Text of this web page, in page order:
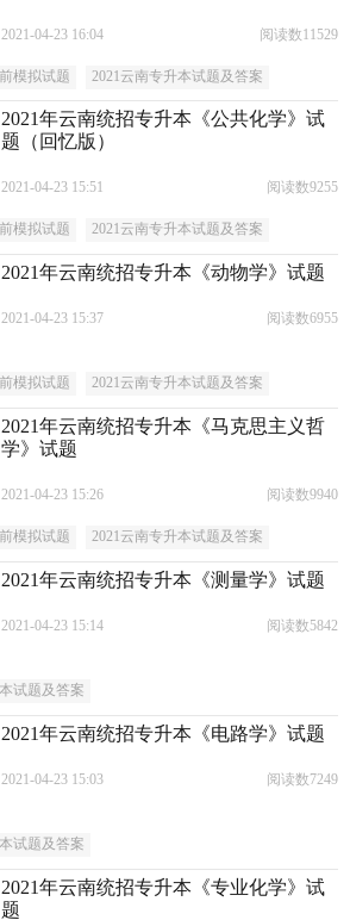
2021-04-23 16:04 阅读数11529
模拟试题 2021云南专升本试题及答案
2021年云南统招专升本《公共化学》试
题（回忆版）
2021-04-23 15:51 阅读数9255
模拟试题 2021云南专升本试题及答案
2021年云南统招专升本《动物学》试题
2021-04-23 15:37 阅读数6955
模拟试题 2021云南专升本试题及答案
2021年云南统招专升本《马克思主义哲
学》试题
2021-04-23 15:26 阅读数9940
模拟试题 2021云南专升本试题及答案
2021年云南统招专升本《测量学》试题
2021-04-23 15:14 阅读数5842
试题及答案
2021年云南统招专升本《电路学》试题
2021-04-23 15:03 阅读数7249
试题及答案
2021年云南统招专升本《专业化学》试
题